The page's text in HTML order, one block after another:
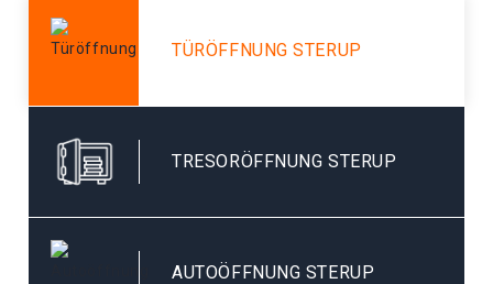
TÜRÖFFNUNG STERUP
TRESORÖFFNUNG STERUP
AUTOÖFFNUNG STERUP